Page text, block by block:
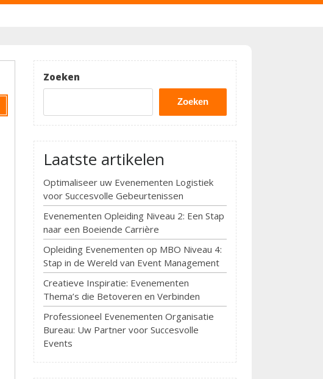
Zoeken
Zoeken
Laatste artikelen
Optimaliseer uw Evenementen Logistiek
voor Succesvolle Gebeurtenissen
Evenementen Opleiding Niveau 2: Een Stap
naar een Boeiende Carrière
Opleiding Evenementen op MBO Niveau 4:
Stap in de Wereld van Event Management
Creatieve Inspiratie: Evenementen
Thema’s die Betoveren en Verbinden
Professioneel Evenementen Organisatie
Bureau: Uw Partner voor Succesvolle
Events